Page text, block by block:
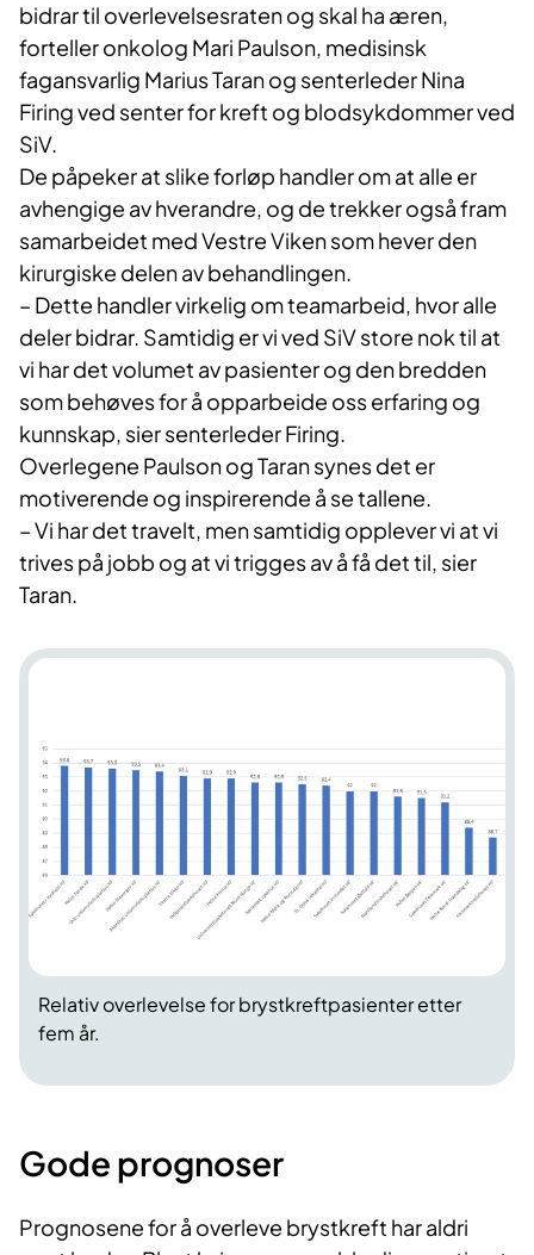
bidrar til overlevelsesraten og skal ha æren,
forteller onkolog Mari Paulson, medisinsk
fagansvarlig Marius Taran og senterleder Nina
Firing ved senter for kreft og blodsykdommer ved
SiV.
De påpeker at slike forløp handler om at alle er
avhengige av hverandre, og de trekker også fram
samarbeidet med Vestre Viken som hever den
kirurgiske delen av behandlingen.
– Dette handler virkelig om teamarbeid, hvor alle
deler bidrar. Samtidig er vi ved SiV store nok til at
vi har det volumet av pasienter og den bredden
som behøves for å opparbeide oss erfaring og
kunnskap, sier senterleder Firing.
Overlegene Paulson og Taran synes det er
motiverende og inspirerende å se tallene.
– Vi har det travelt, men samtidig opplever vi at vi
trives på jobb og at vi trigges av å få det til, sier
Taran.
Relativ overlevelse for brystkreftpasienter etter
fem år.
Gode prognoser
Prognosene for å overleve brystkreft har aldri